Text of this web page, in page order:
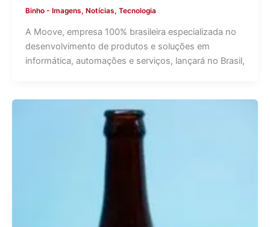
Binho - Imagens, Notícias, Tecnologia
A Moove, empresa 100% brasileira especializada no
desenvolvimento de produtos e soluções em
informática, automações e serviços, lançará no Brasil,